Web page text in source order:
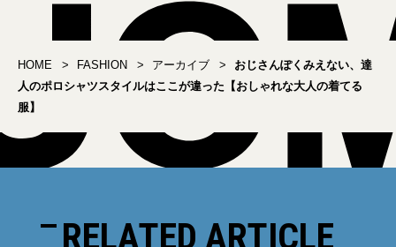
HOME FASHION アーカイブ
おじさんぽくみえない、達
人のポロシャツスタイルはここが違った【おしゃれな大人の着てる
服】
RELATED ARTICLE